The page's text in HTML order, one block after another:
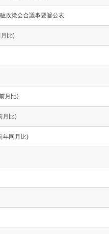
政策会合議事要旨公表
比)
月比)
月比)
年同月比)